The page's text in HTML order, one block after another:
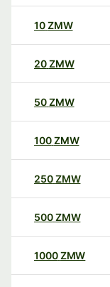
10ZMW
20ZMW
50ZMW
100ZMW
250ZMW
500ZMW
1000ZMW